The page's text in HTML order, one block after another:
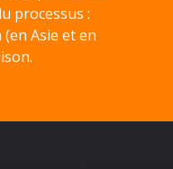
processus :
Asie et en